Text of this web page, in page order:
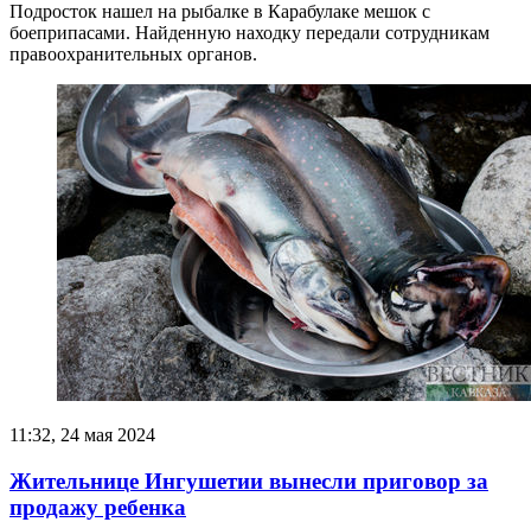
Подросток нашел на рыбалке в Карабулаке мешок с
боеприпасами. Найденную находку передали сотрудникам
правоохранительных органов.
11:32, 24 мая 2024
Жительнице Ингушетии вынесли приговор за
продажу ребенка